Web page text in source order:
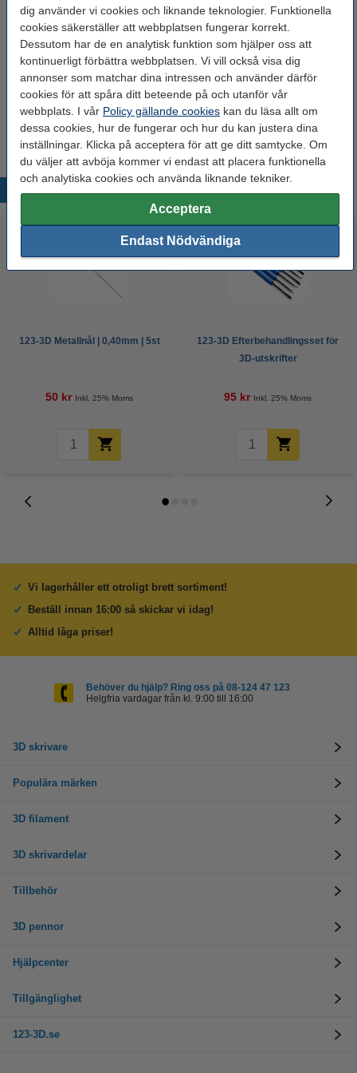
dig använder vi cookies och liknande teknologier. Funktionella
cookies säkerställer att webbplatsen fungerar korrekt.
Dessutom har de en analytisk funktion som hjälper oss att
kontinuerligt förbättra webbplatsen. Vi vill också visa dig
annonser som matchar dina intressen och använder därför
cookies för att spåra ditt beteende på och utanför vår
webbplats. I vår Policy gällande cookies kan du läsa allt om
dessa cookies, hur de fungerar och hur du kan justera dina
inställningar. Klicka på acceptera för att ge ditt samtycke. Om
du väljer att avböja kommer vi endast att placera funktionella
och analytiska cookies och använda liknande tekniker.
Acceptera
Endast Nödvändiga
drifttemperatur:
Spänning: 24 V
Varumärke: Modifi3D
Vikt: 0,12 kg
Produktkod: DGS00090
123-3D Metallnål | 0,40mm | 5st
50 kr Inkl. 25% Moms
123-3D Efterbehandlingsset för
3D-utskrifter
95 kr Inkl. 25% Moms
Vi lagerhåller ett otroligt brett sortiment!
Beställ innan 16:00 så skickar vi idag!
Alltid låga priser!
Behöver du hjälp? Ring oss på 08-124 47 123
Helgfria vardagar från kl. 9:00 till 16:00
3D skrivare
Populära märken
3D filament
3D skrivardelar
Tillbehör
3D pennor
Hjälpcenter
Tillgänglighet
123-3D.se